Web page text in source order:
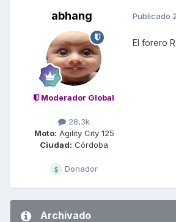
abhang
Moderador Global
28,3k
Moto: Agility City 125
Ciudad: Córdoba
Donador
Publicado
El forero
Archivado